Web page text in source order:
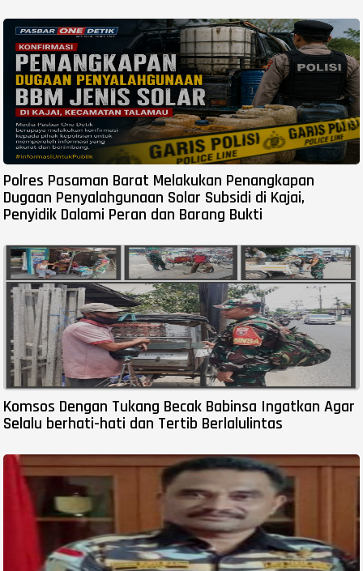
Polres Pasaman Barat Melakukan Penangkapan
Dugaan Penyalahgunaan Solar Subsidi di Kajai,
Penyidik Dalami Peran dan Barang Bukti
Komsos Dengan Tukang Becak Babinsa Ingatkan Agar
Selalu berhati-hati dan Tertib Berlalulintas